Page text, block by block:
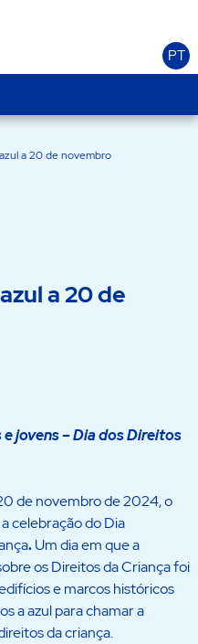
PT
a 20 de novembro
a 20 de
jovens – Dia dos Direitos
de novembro de 2024, o
celebração do Dia
.Um dia em que a
os Direitos da Criança foi
e marcos históricos
a azul para chamar a
da criança.